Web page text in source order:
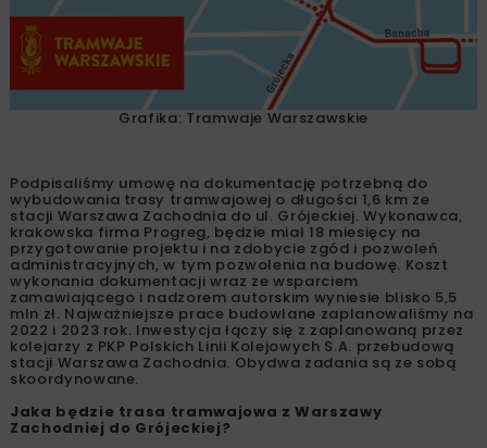
Grafika: Tramwaje Warszawskie
Podpisaliśmy umowę na dokumentację potrzebną do
wybudowania trasy tramwajowej o długości 1,6 km ze
stacji Warszawa Zachodnia do ul. Grójeckiej. Wykonawca,
krakowska firma Progreg, będzie miał 18 miesięcy na
przygotowanie projektu i na zdobycie zgód i pozwoleń
administracyjnych, w tym pozwolenia na budowę. Koszt
wykonania dokumentacji wraz ze wsparciem
zamawiającego i nadzorem autorskim wyniesie blisko 5,5
mln zł. Najważniejsze prace budowlane zaplanowaliśmy na
2022 i 2023 rok. Inwestycja łączy się z zaplanowaną przez
kolejarzy z PKP Polskich Linii Kolejowych S.A. przebudową
stacji Warszawa Zachodnia. Obydwa zadania są ze sobą
skoordynowane.
Jaka będzie trasa tramwajowa z Warszawy
Zachodniej do Grójeckiej?